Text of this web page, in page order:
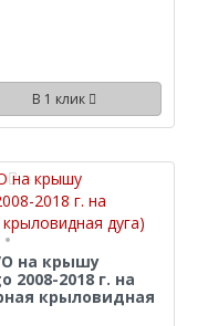
В 1 клик
на крышу
2008-2018 г. на
крыловидная